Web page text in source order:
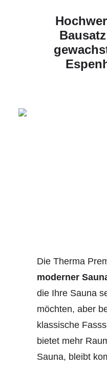
Die Therma
moderner
die Ihre Sauna
möchten, aber
klassische
bietet mehr
Sauna, bleibt